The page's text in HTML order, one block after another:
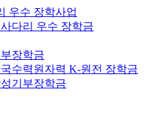
우수 장학사업
다리 우수 장학금
장학금
수력원자력 K-원전 장학금
기부장학금